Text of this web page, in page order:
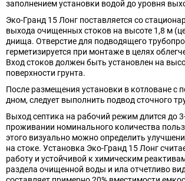
заполнением установки водой до уровня
Эко-Гранд 15 Лонг поставляется со
выхода очищенных стоков на высоте 1,8 м
днища. Отверстие для подводящего
герметизируется при монтаже в целях
Вход стоков должен быть установлен на
поверхности грунта.
После размещения установки в котловане с
дном, следует выполнить подвод сточного
Выход септика на рабочий режим длится до
проживании номинального количества
этого визуально можно определить
на стоке. Установка Эко-Гранд 15 Лонг
работу и устойчивой к химическим
раздела очищенной воды и ила отчетливо